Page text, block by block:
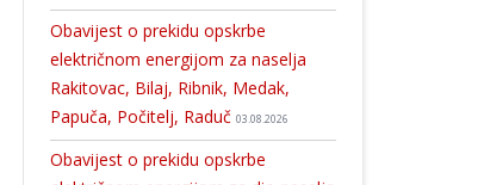
Obavijest o prekidu opskrbe
električnom energijom za naselja
Rakitovac, Bilaj, Ribnik, Medak,
Papuča, Počitelj, Raduč 03.08.2026
Obavijest o prekidu opskrbe